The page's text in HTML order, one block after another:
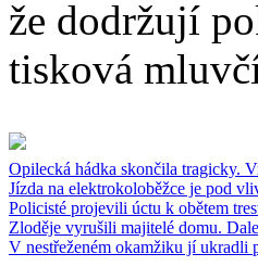
že dodržují
tisková
Opilecká hádka skončila tragicky.
Jízda na elektrokoloběžce je pod
Policisté projevili úctu k obětem
Zloděje vyrušili majitelé domu.
V nestřeženém okamžiku jí ukradli